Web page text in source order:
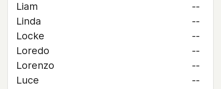
Liam
--
Linda
--
Locke
--
Loredo
--
Lorenzo
--
Luce
--